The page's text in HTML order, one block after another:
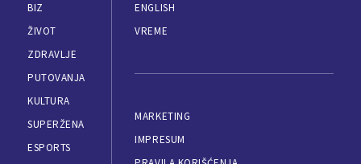
BIZ
ŽIVOT
ZDRAVLJE
PUTOVANJA
KULTURA
SUPERŽENA
ESPORTS
ENGLISH
VREME
MARKETING
IMPRESUM